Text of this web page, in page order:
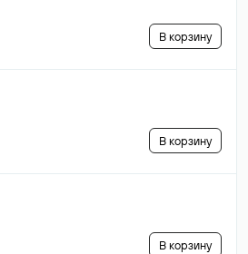
В корзину
В корзину
В корзину